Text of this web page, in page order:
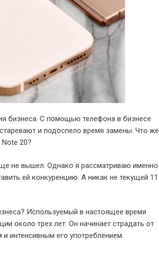
бизнеса. С помощью телефона в бизнесе
и подоспело время замены. Что же
Note 20?
не вышел. Однако я рассматриваю именно
ей конкуренцию. А никак не текущей 11
Используемый в настоящее время
около трех лет. Он начинает страдать от
интенсивным его употреблением.